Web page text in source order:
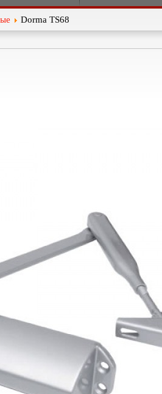
Dorma TS68